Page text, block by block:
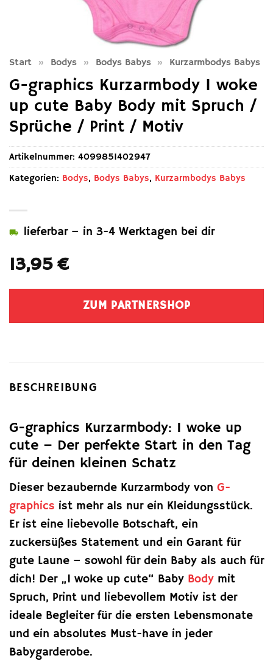
Start » Bodys » Bodys Babys » Kurzarmbodys Babys
G-graphics Kurzarmbody I woke
up cute Baby Body mit Spruch /
Sprüche / Print / Motiv
13,95€
lieferbar – in 3-4 Werktagen bei dir
ZUM PARTNERSHOP
Artikelnummer: 4099851402947
Kategorien: Bodys, Bodys Babys, Kurzarmbodys Babys
BESCHREIBUNG
G-graphics Kurzarmbody: I woke up
cute – Der perfekte Start in den Tag
für deinen kleinen Schatz
Dieser bezaubernde Kurzarmbody von G-
graphics ist mehr als nur ein Kleidungsstück.
Er ist eine liebevolle Botschaft, ein
zuckersüßes Statement und ein Garant für
gute Laune – sowohl für dein Baby als auch für
dich! Der „I woke up cute“ Baby Body mit
Spruch, Print und liebevollem Motiv ist der
ideale Begleiter für die ersten Lebensmonate
und ein absolutes Must-have in jeder
Babygarderobe.